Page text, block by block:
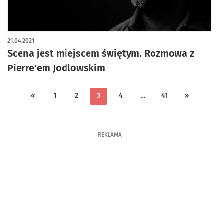
Scena jest miejscem świętym. Rozmowa z
Pierre'em Jodlowskim
21.04.2021
« 1 2 3 4 … 41 »
REKLAMA